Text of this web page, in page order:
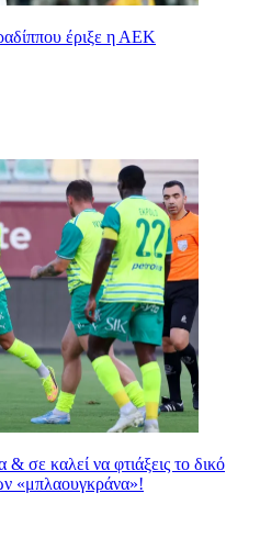
έριξε η ΑΕΚ
σε καλεί να φτιάξεις το δικό
«μπλαουγκράνα»!